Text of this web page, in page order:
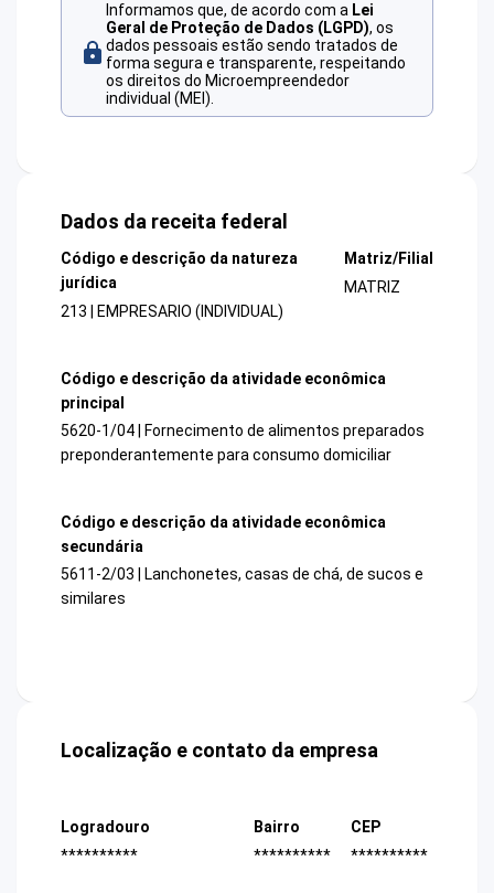
Informamos que, de acordo com a Lei
Geral de Proteção de Dados (LGPD), os
dados pessoais estão sendo tratados de
forma segura e transparente, respeitando
os direitos do Microempreendedor
individual (MEI).
Dados da receita federal
Código e descrição da natureza
jurídica
213 | EMPRESARIO (INDIVIDUAL)
Matriz/Filial
MATRIZ
Código e descrição da atividade econômica
principal
5620-1/04 | Fornecimento de alimentos preparados
preponderantemente para consumo domiciliar
Código e descrição da atividade econômica
secundária
5611-2/03 | Lanchonetes, casas de chá, de sucos e
similares
Localização e contato da empresa
Logradouro
**********
Bairro
**********
CEP
**********